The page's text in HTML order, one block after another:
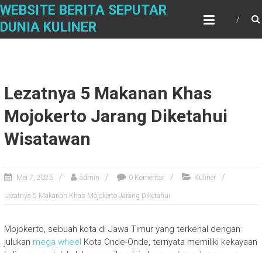
S
i
e
WEBSITE BERITA SEPUTAR
DUNIA KULINER
Lezatnya 5 Makanan Khas
Mojokerto Jarang Diketahui
Wisatawan
Mei 7, 2025 admin 0 Komentar Kuliner
Lezatnya 5 Makanan Khas Mojokerto Jarang Diketahui
Mojokerto, sebuah kota di Jawa Timur yang terkenal dengan
julukan mega wheel Kota Onde-Onde, ternyata memiliki kekayaan